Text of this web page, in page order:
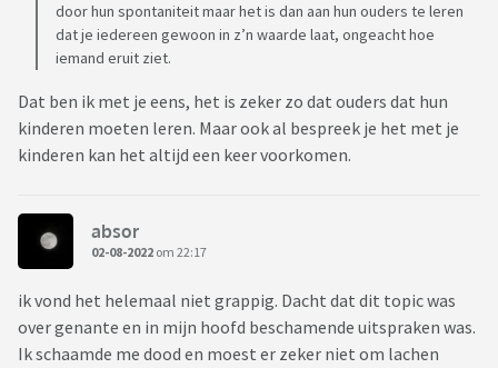
door hun spontaniteit maar het is dan aan hun ouders te leren
dat je iedereen gewoon in z’n waarde laat, ongeacht hoe
iemand eruit ziet.
Dat ben ik met je eens, het is zeker zo dat ouders dat hun
kinderen moeten leren. Maar ook al bespreek je het met je
kinderen kan het altijd een keer voorkomen.
absor
02-08-2022 om 22:17
ik vond het helemaal niet grappig. Dacht dat dit topic was
over genante en in mijn hoofd beschamende uitspraken was.
Ik schaamde me dood en moest er zeker niet om lachen